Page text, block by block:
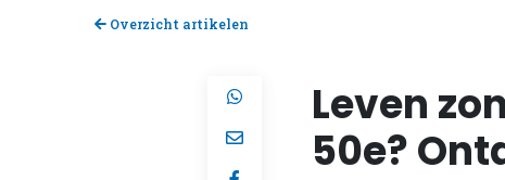
Overzicht artikelen
Leven
50e?